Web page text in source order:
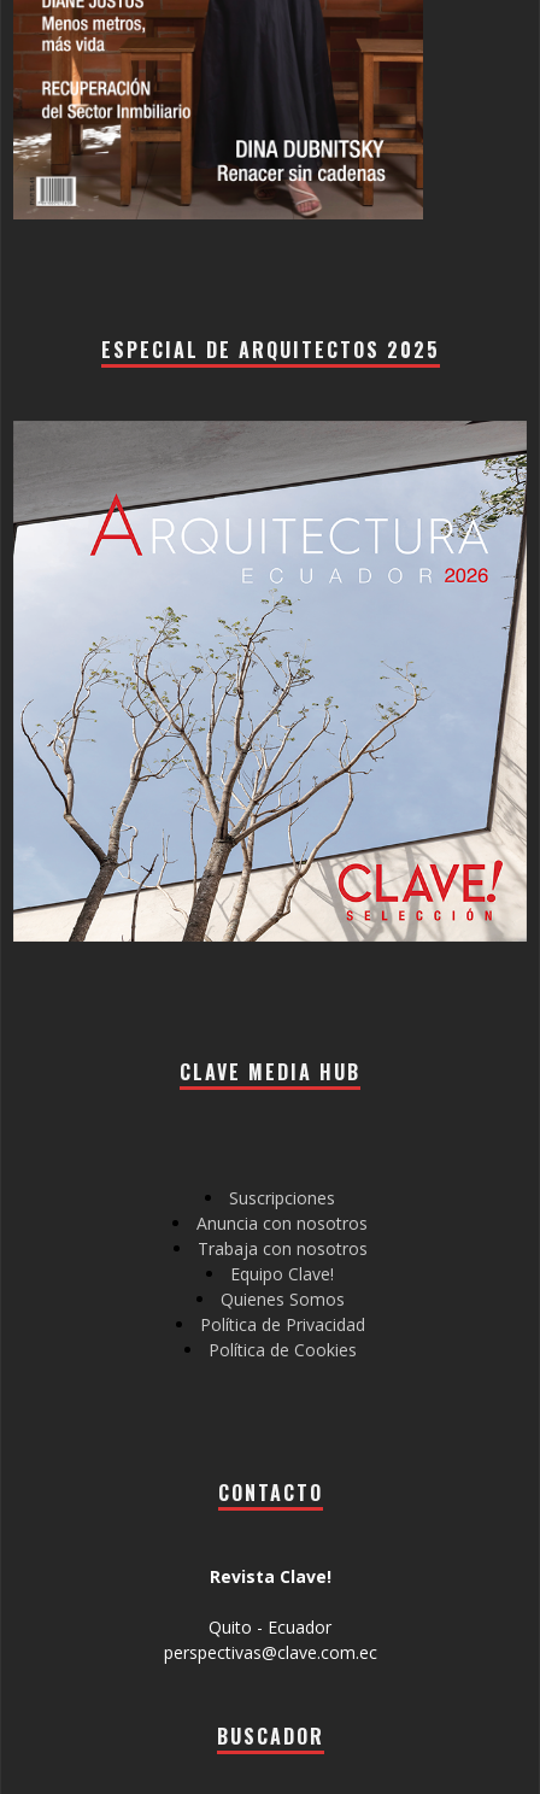
ESPECIAL DE ARQUITECTOS 2025
CLAVE MEDIA HUB
Suscripciones
Anuncia con nosotros
Trabaja con nosotros
Equipo Clave!
Quienes Somos
Política de Privacidad
Política de Cookies
CONTACTO
Revista Clave!
Quito - Ecuador
perspectivas@clave.com.ec
BUSCADOR